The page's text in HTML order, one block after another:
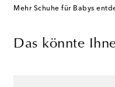
Mehr Schuhe für Babys
Das könnte